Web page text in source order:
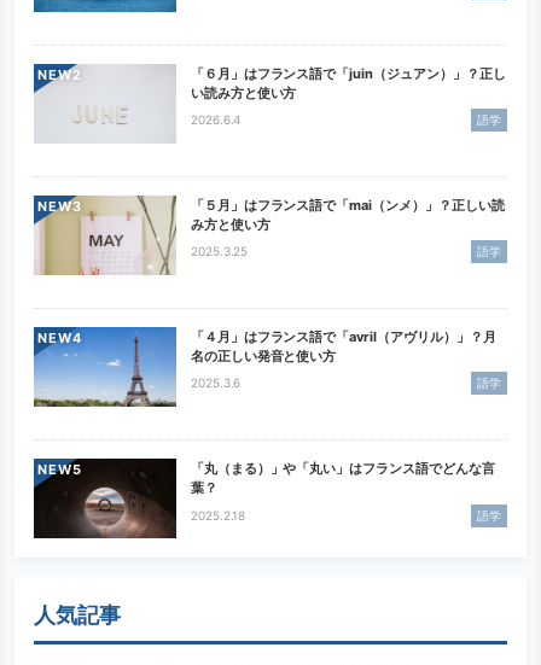
NEW
「６月」はフランス語で「juin（ジュアン）」？正し
い読み方と使い方
2026.6.4 語学
NEW
「５月」はフランス語で「mai（ンメ）」？正しい読
み方と使い方
2025.3.25 語学
NEW
「４月」はフランス語で「avril（アヴリル）」？月
名の正しい発音と使い方
2025.3.6 語学
NEW
「丸（まる）」や「丸い」はフランス語でどんな言
葉？
2025.2.18 語学
人気記事